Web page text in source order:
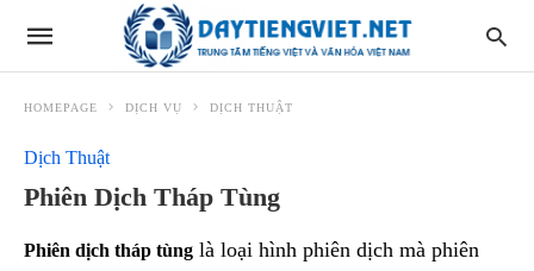
HOMEPAGE DỊCH VỤ DỊCH THUẬT
Dịch Thuật
Phiên Dịch Tháp Tùng
Phiên dịch tháp tùng là loại hình phiên dịch mà phiên